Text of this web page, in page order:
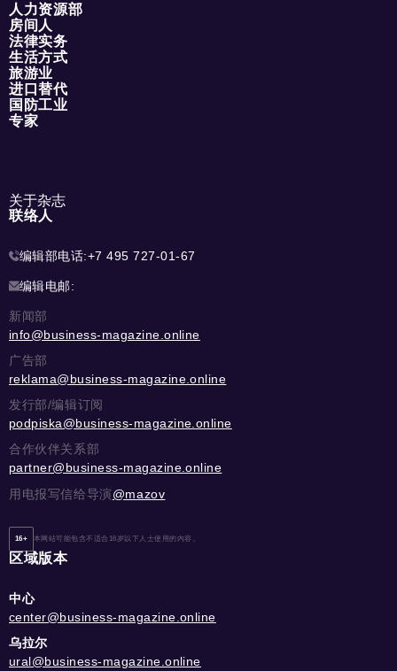
人力资源部
房间人
法律实务
生活方式
旅游业
进口替代
国防工业
专家
关于杂志
联络人
编辑部电话:+7 495 727-01-67
编辑电邮:
新闻部
info@business-magazine.online
广告部
reklama@business-magazine.online
发行部/编辑订阅
podpiska@business-magazine.online
合作伙伴关系部
partner@business-magazine.online
用电报写信给导演@mazov
16+ 本网站可能包含不适合16岁以下人士使用的内容。
区域版本
中心
center@business-magazine.online
乌拉尔
ural@business-magazine.online